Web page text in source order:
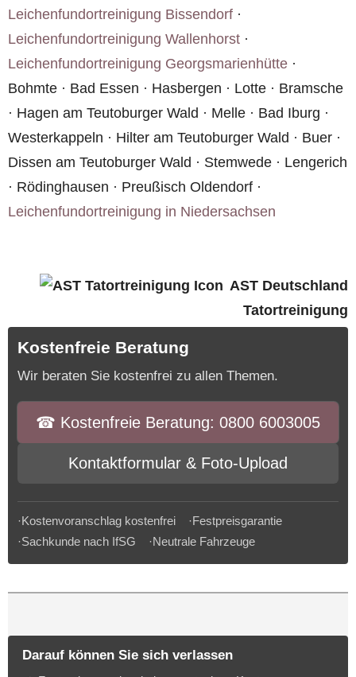
Leichenfundortreinigung Bissendorf ·
Leichenfundortreinigung Wallenhorst ·
Leichenfundortreinigung Georgsmarienhütte ·
Bohmte · Bad Essen · Hasbergen · Lotte · Bramsche
· Hagen am Teutoburger Wald · Melle · Bad Iburg ·
Westerkappeln · Hilter am Teutoburger Wald · Buer ·
Dissen am Teutoburger Wald · Stemwede · Lengerich
· Rödinghausen · Preußisch Oldendorf ·
Leichenfundortreinigung in Niedersachsen
AST Deutschland
Tatortreinigung
Kostenfreie Beratung
Wir beraten Sie kostenfrei zu allen Themen.
☎︎ Kostenfreie Beratung: 0800 6003005
Kontaktformular & Foto-Upload
·Kostenvoranschlag kostenfrei ·Festpreisgarantie
·Sachkunde nach IfSG ·Neutrale Fahrzeuge
Darauf können Sie sich verlassen